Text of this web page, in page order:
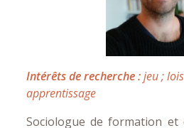
Intérêts de recherche :jeu ;
apprentissage
Sociologue de formation et